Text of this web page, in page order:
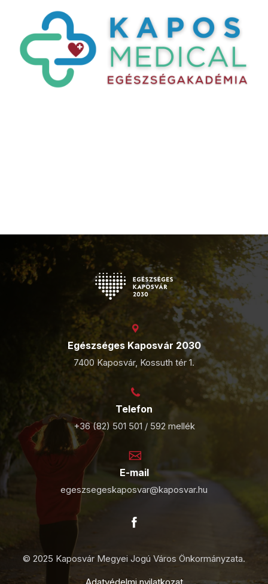
Egészséges Kaposvár 2030
7400 Kaposvár, Kossuth tér 1.
Telefon
+36 (82) 501 501 / 592 mellék
E-mail
egeszsegeskaposvar@kaposvar.hu
© 2025 Kaposvár Megyei Jogú Város Önkormányzata.